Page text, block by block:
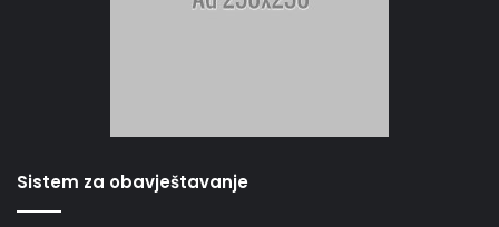
Sistem za obavještavanje